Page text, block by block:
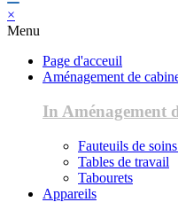
×
Menu
Page d'acceuil
Aménagement de
In Aménagement
Fauteuils de
Tables de travail
Tabourets
Appareils